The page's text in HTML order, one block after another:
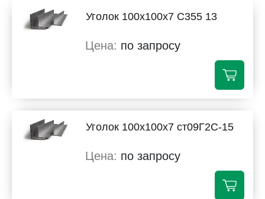
Уголок 100х100х7 С355 13
по запросу
Уголок 100х100х7 ст09Г2С-15
по запросу